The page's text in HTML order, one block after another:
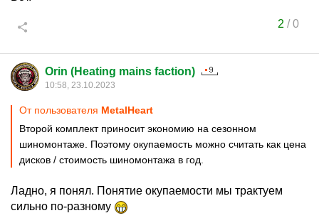
2 /0
Orin (Heating mains faction)
10:58, 23.10.2023
От пользователя MetalHeart
Второй комплект приносит экономию на сезонном
шиномонтаже. Поэтому окупаемость можно считать как цена
дисков / стоимость шиномонтажа в год.
Ладно, я понял. Понятие окупаемости мы трактуем
сильно по-разному